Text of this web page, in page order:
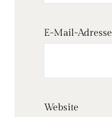
E-Mail-Adresse
Website